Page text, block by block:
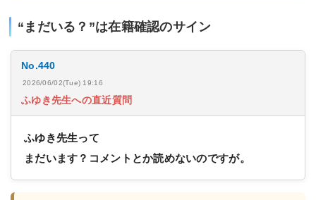
“まだいる？”は在籍確認のサイン
No.440
2026/06/02(Tue) 19:16
ふゆき先生への直近質問
ふゆき先生って
まだいます？コメントとか読めないのですが。